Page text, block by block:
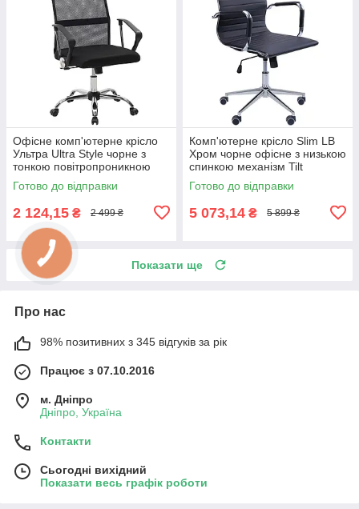
Офісне комп'ютерне крісло
Ультра Ultra Style чорне з
тонкою повітропроникною
спинкою із сітки та
механізмом tilt AMF
Готово до відправки
2 124,15 ₴ 2 499 ₴
Комп'ютерне крісло Slim LB
Хром чорне офісне з низькою
спинкою механізм Tilt
оббивка Неаполь-20 для
дому та офісу AMF
Готово до відправки
5 073,14 ₴ 5 899 ₴
Показати ще
Про нас
98% позитивних з 345 відгуків за рік
Працює з 07.10.2016
м. Дніпро
Дніпро, Україна
Контакти
Сьогодні вихідний
Показати весь графік роботи